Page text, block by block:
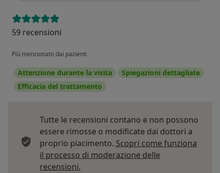
59 recensioni
Più menzionato dai pazienti
Attenzione durante la visita
Spiegazioni dettagliate
Efficacia del trattamento
Tutte le recensioni contano e non possono
essere rimosse o modificate dai dottori a
proprio piacimento. Scopri come funziona
il processo di moderazione delle
recensioni.